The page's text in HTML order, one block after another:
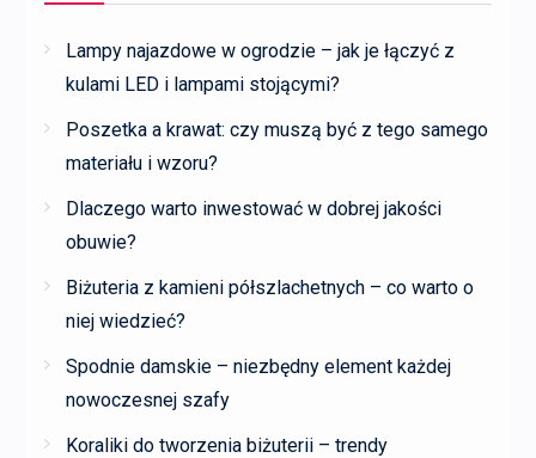
Lampy najazdowe w ogrodzie – jak je łączyć z
kulami LED i lampami stojącymi?
Poszetka a krawat: czy muszą być z tego samego
materiału i wzoru?
Dlaczego warto inwestować w dobrej jakości
obuwie?
Biżuteria z kamieni półszlachetnych – co warto o
niej wiedzieć?
Spodnie damskie – niezbędny element każdej
nowoczesnej szafy
Koraliki do tworzenia biżuterii – trendy